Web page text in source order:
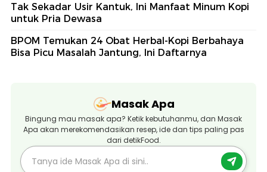
Tak Sekadar Usir Kantuk, Ini Manfaat Minum Kopi
untuk Pria Dewasa
BPOM Temukan 24 Obat Herbal-Kopi Berbahaya
Bisa Picu Masalah Jantung, Ini Daftarnya
Masak Apa
Bingung mau masak apa? Ketik kebutuhanmu, dan Masak
Apa akan merekomendasikan resep, ide dan tips paling pas
dari detikFood.